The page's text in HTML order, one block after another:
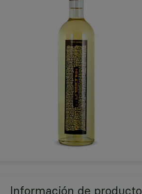
Información de producto